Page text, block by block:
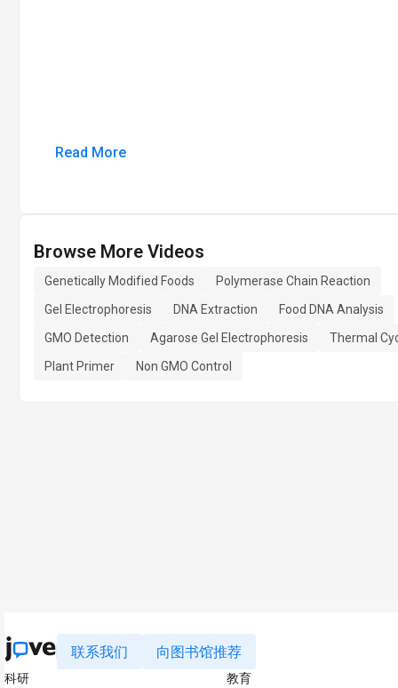
Read More
Browse More Videos
Genetically Modified Foods
Polymerase Chain Reaction
Gel Electrophoresis
DNA Extraction
Food DNA Analysis
GMO Detection
Agarose Gel Electrophoresis
Thermal
Plant Primer
Non GMO Control
联系我们 向图书馆推荐
科研
教育